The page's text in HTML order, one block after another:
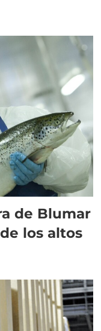
de Blumar
los altos